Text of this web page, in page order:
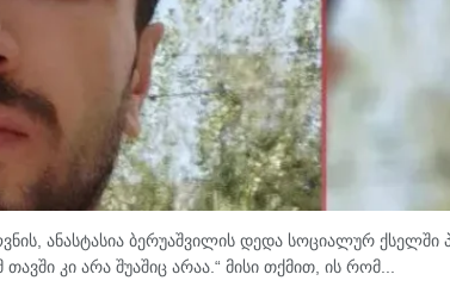
ანასტასია ბერუაშვილის დედა სოციალურ ქსელში
კი არა შუაშიც არაა.“ მისი თქმით, ის რომ...